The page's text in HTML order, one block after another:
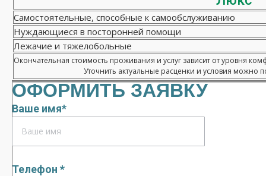
Самостоятельные, способные к самообслуживанию
Нуждающиеся в посторонней помощи
Лежачие и тяжелобольные
Окончательная стоимость проживания и услуг зависит от уровня
Уточнить актуальные расценки и условия можно
ОФОРМИТЬ ЗАЯВКУ
Ваше имя*
Телефон *